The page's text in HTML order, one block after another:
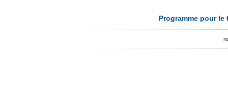
Programme pour le